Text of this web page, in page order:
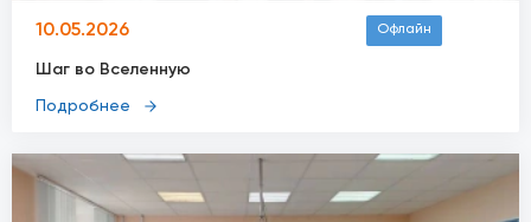
10.05.2026 Офлайн
Шаг во Вселенную
Подробнее